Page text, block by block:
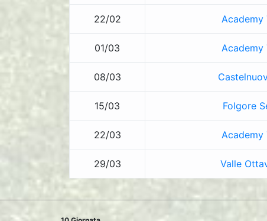
22/02 Academy
01/03 Academy
08/03
15/03 Folgore
22/03 Academy
29/03 Valle